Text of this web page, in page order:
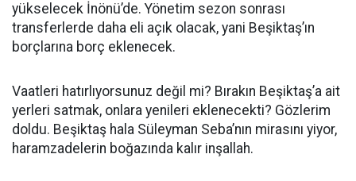
yükselecek İnönü’de. Yönetim sezon sonrası
transferlerde daha eli açık olacak, yani Beşiktaş’ın
borçlarına borç eklenecek.
Vaatleri hatırlıyorsunuz değil mi? Bırakın Beşiktaş’a ait
yerleri satmak, onlara yenileri eklenecekti? Gözlerim
doldu. Beşiktaş hala Süleyman Seba’nın mirasını yiyor,
haramzadelerin boğazında kalır inşallah.